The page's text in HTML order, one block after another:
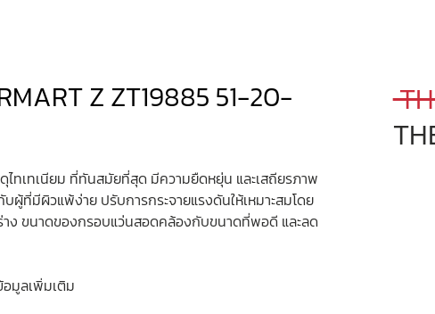
Z ZT19885 51-20-
ดุไทเทเนียม ที่ทันสมัยที่สุด มีความยืดหยุ่น และเสถียรภาพ
ผู้ที่มีผิวแพ้ง่าย ปรับการกระจายแรงดันให้เหมาะสมโดย
ง ขนาดของกรอบแว่นสอดคล้องกับขนาดที่พอดี และลด
มูลเพิ่มเติม